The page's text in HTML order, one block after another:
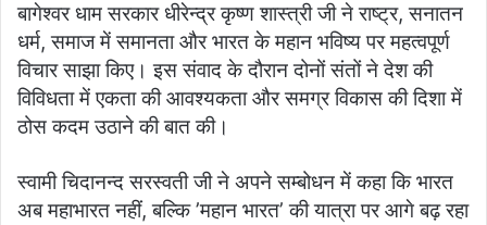
बागेश्वर धाम सरकार धीरेन्द्र कृष्ण शास्त्री जी ने राष्ट्र, सनातन
धर्म, समाज में समानता और भारत के महान भविष्य पर महत्वपूर्ण
विचार साझा किए। इस संवाद के दौरान दोनों संतों ने देश की
विविधता में एकता की आवश्यकता और समग्र विकास की दिशा में
ठोस कदम उठाने की बात की।
स्वामी चिदानन्द सरस्वती जी ने अपने सम्बोधन में कहा कि भारत
अब महाभारत नहीं, बल्कि ’महान भारत’ की यात्रा पर आगे बढ़ रहा